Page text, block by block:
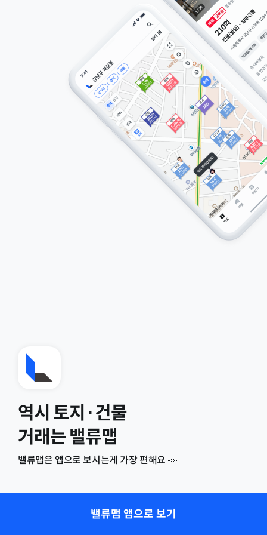
역시 토지·건물
거래는 밸류맵
밸류맵은 앱으로 보시는게 가장 편해요 👀
밸류맵 앱으로 보기